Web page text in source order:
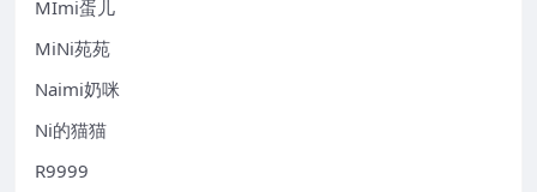
MImi蛋儿
MiNi苑苑
Naimi奶咪
Ni的猫猫
R9999